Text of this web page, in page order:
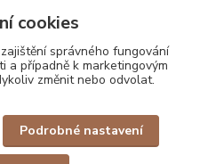
cookies
správného fungování
a případně k marketingovým
změnit nebo odvolat.
Podrobné nastavení